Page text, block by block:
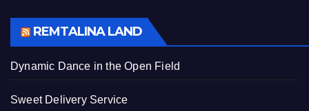
REMTALINA LAND
Dynamic Dance in the Open Field
Sweet Delivery Service